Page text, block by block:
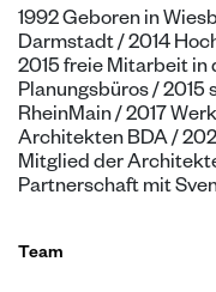
1992 Geboren in
Darmstadt / 2014
2015 freie Mitarbeit
Planungsbüros /
RheinMain / 2017
Architekten BDA /
Mitglied der
Partnerschaft mit
Team